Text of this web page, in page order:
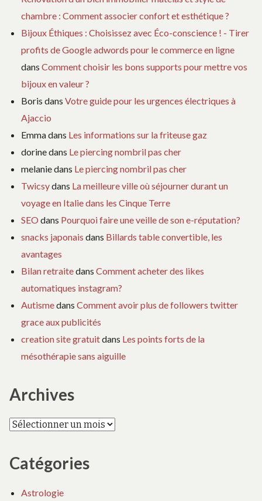
chambre : Comment associer confort et esthétique ?
Bijoux Éthiques : Choisissez avec Éco-conscience ! - Tirer
profits de Google adwords pour le commerce en ligne
dans Comment choisir les bons supports pour mettre vos
bijoux en valeur ?
Boris dans Votre guide pour les urgences électriques à
Ajaccio
Emmadans Les informations sur la friteuse gaz
dorinedans Le piercing nombril pas cher
melaniedans Le piercing nombril pas cher
Twicsydans La meilleure ville où séjourner durant un
voyage en Italie dans les Cinque Terre
SEO dans Pourquoi faire une veille de son e-réputation?
snacks japonais dans Billards table convertible, les
avantages
Bilan retraitedans Comment acheter des likes
automatiques instagram?
Autismedans Comment avoir plus de followers twitter
grace aux publicités
creation site gratuitdans Les points forts de la
mésothérapie sans aiguille
Archives
Archives
Catégories
Astrologie